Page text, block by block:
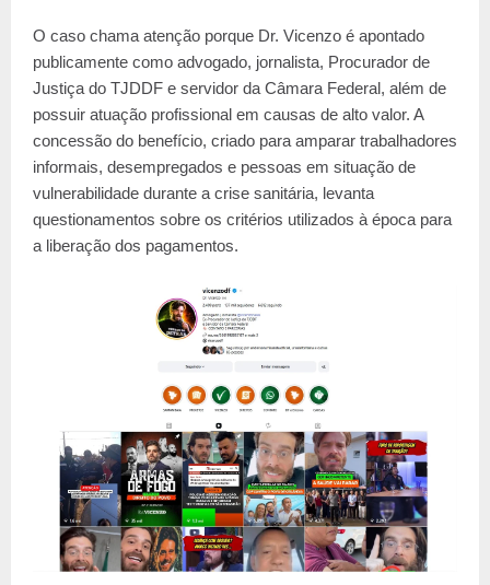
O caso chama atenção porque Dr. Vicenzo é apontado
publicamente como advogado, jornalista, Procurador de
Justiça do TJDDF e servidor da Câmara Federal, além de
possuir atuação profissional em causas de alto valor. A
concessão do benefício, criado para amparar trabalhadores
informais, desempregados e pessoas em situação de
vulnerabilidade durante a crise sanitária, levanta
questionamentos sobre os critérios utilizados à época para
a liberação dos pagamentos.